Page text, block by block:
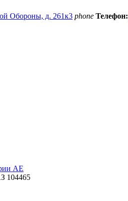
Обороны, д. 261к3 phone Телефон:
АЕ
104465